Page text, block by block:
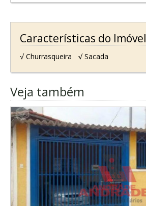
Características do Imóvel
√ Churrasqueira √ Sacada
Veja também